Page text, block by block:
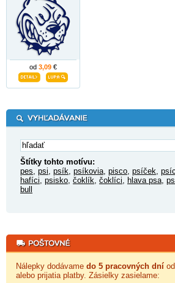
od 3,09 €
Štítky tohto motívu:
pes psi psík psíkovia pisco psíček
hafíci psisko čoklík čoklíci hlava psa
bull
Nálepky dodávame do 5 pracovných dní
alebo prijatia platby. Zásielky zasielame: